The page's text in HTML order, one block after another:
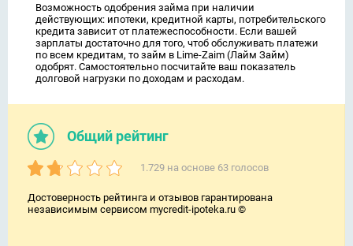
Возможность одобрения займа при наличии
действующих: ипотеки, кредитной карты, потребительского
кредита зависит от платежеспособности. Если вашей
зарплаты достаточно для того, чтоб обслуживать платежи
по всем кредитам, то займ в Lime-Zaim (Лайм Займ)
одобрят. Самостоятельно посчитайте ваш показатель
долговой нагрузки по доходам и расходам.
Общий рейтинг
1.729 на основе 63 голосов
Достоверность рейтинга и отзывов гарантирована
независимым сервисом mycredit-ipoteka.ru ©